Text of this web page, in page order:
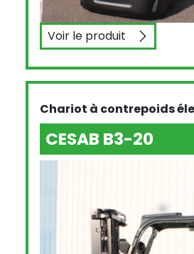
Voir le produitCESAB S212
Chariot à contrepoids
CESAB B3-20